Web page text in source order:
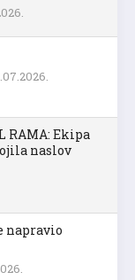
RAMA: Ekipa
naslov
napravio